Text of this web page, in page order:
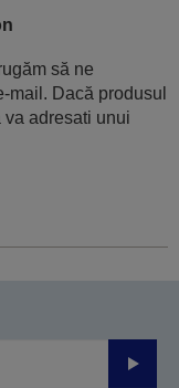
să ne
mail. Dacă produsul
va adresati unui